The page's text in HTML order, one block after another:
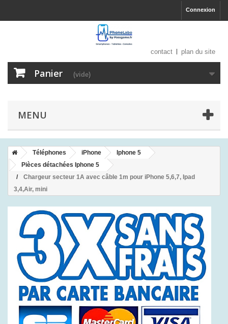
Connexion
contact plan du site
Panier (vide)
MENU
Téléphones iPhone
Iphone 5
Pièces détachées Iphone 5
Chargeur secteur 1A avec câble 1m pour iPhone 5,6,7, Ipad
3,4,Air, mini